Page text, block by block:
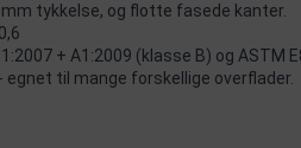
tykkelse, og flotte fasede kanter.
+ A1:2009 (klasse B) og ASTM
til mange forskellige overflader.